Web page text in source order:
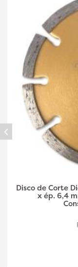
Disco de Corte
x ép. 10 mm -